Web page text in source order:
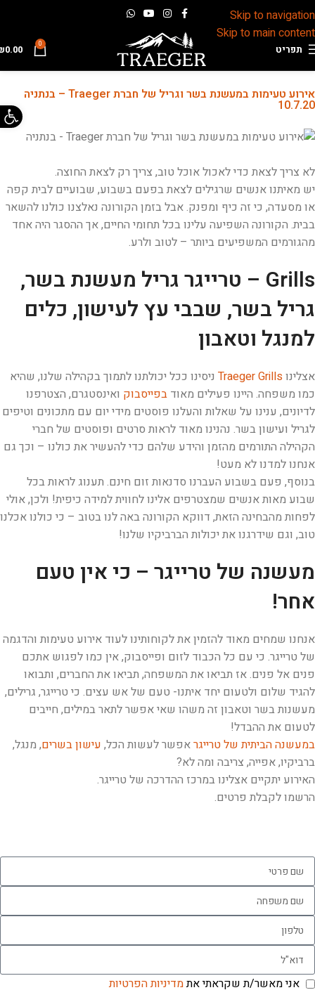
Skip to navigation
Skip to main content
תפריט 0
0.00
אירוע טעימות במעשנת בשר וגריל של חברת Traeger – בנתניה
10.7.20
לא צריך לצאת כדי לאכול אוכל טוב, צריך רק לצאת החוצה.
יש מאיתנו אנשים שרגילים לצאת בפעם בשבוע, שבועיים לבית קפה
או מסעדה, כי זה כיף ומפנק. אבל בזמן הקורונה נאלצנו כולנו להשאר
בבית. הקורונה השפיעה עלינו בכל תחומי החיים, אך ההסגר היה אחד
מהגורמים המשפיעים ביותר – לטוב ולרע.
Grills – טרייגר גריל מעשנת בשר,
גריל בשר, שבבי עץ לעישון, כלים
למנגל וטאבון
אצלינוTraeger Grills ניסינו ככל יכולתנו לתמוך בקהילה שלנו, שהיא
כמו משפחה. היינו פעילים מאוד בפייסבוק ואינסטגרם, הצטרפנו
לדיונים, ענינו על שאלות והעלנו פוסטים מידי יום עם מתכונים וטיפים
לגריל ועישון בשר. נהנינו מאוד לראות סרטים ופוסטים של חברי
הקהילה התורמים מהזמן והידע שלהם כדי להעשיר את כולנו – וכך גם
אנחנו למדנו לא מעט!
בנוסף, פעם בשבוע העברנו סדנאות זום חינם. תענוג לראות בכל
שבוע מאות אנשים שמצטרפים אלינו לחווית למידה כיפית! ולכן, אולי
לפחות מהבחינה הזאת, דווקא הקורונה באה לנו בטוב – כי כולנו אכלנו
טוב, וגם שידרגנו את יכולות הברביקיו שלנו!
מעשנה של טרייגר – כי אין טעם
אחר!
אנחנו שמחים מאוד להזמין את לקוחותינו לעוד אירוע טעימות והדגמה
של טרייגר. כי עם כל הכבוד לזום ופייסבוק, אין כמו לפגוש אתכם
פנים אל פנים. אז תביאו את המשפחה, תביאו את החברים, ותבואו
להגיד שלום ולטעום יחד איתנו- טעם של אש עצים. כי טרייגר, גרילים,
מעשנות בשר וטאבון זה משהו שאי אפשר לתאר במילים, חייבים
לטעום את ההבדל!
במעשנה הביתית של טרייגראפשר לעשות הכל, עישון בשרים, מנגל,
ברביקיו, אפייה, צריבה ומה לא?
האירוע יתקיים אצלינו במרכז ההדרכה של טרייגר.
הרשמו לקבלת פרטים.
אני מאשר/ת שקראתי אתמדיניות הפרטיות